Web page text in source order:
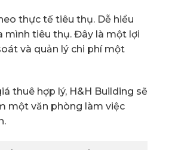
thực tế tiêu thụ. Dễ hiểu
mình tiêu thụ. Đây là một lợi
và quản lý chi phí một
thuê hợp lý, H&H Building sẽ
một văn phòng làm việc